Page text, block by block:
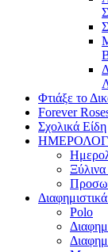
Φτιάξε το
Forever
Σχολικά Είδη
Polo